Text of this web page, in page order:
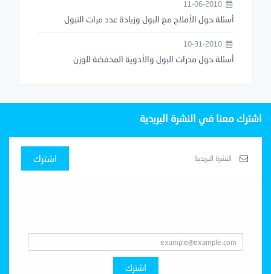
أسئلة حول الأملاح مع البول وزيادة عدد مرات التبول
أسئلة حول مدرات البول والأدوية المخفضة للوزن
اشترك معنا في النشرة البريدية
اشترك
اشترك